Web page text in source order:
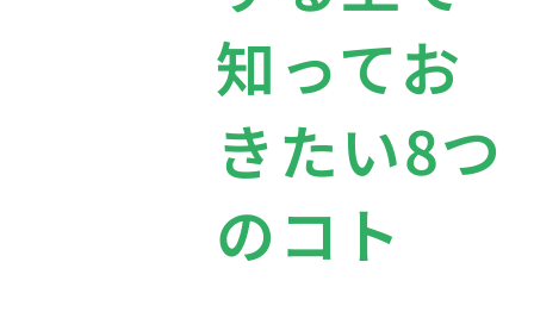
知ってお
きたい8つ
のコト